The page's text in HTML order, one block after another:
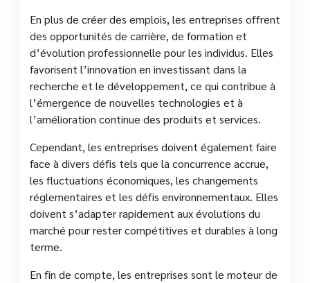
En plus de créer des emplois, les entreprises offrent
des opportunités de carrière, de formation et
d’évolution professionnelle pour les individus. Elles
favorisent l’innovation en investissant dans la
recherche et le développement, ce qui contribue à
l’émergence de nouvelles technologies et à
l’amélioration continue des produits et services.
Cependant, les entreprises doivent également faire
face à divers défis tels que la concurrence accrue,
les fluctuations économiques, les changements
réglementaires et les défis environnementaux. Elles
doivent s’adapter rapidement aux évolutions du
marché pour rester compétitives et durables à long
terme.
En fin de compte, les entreprises sont le moteur de